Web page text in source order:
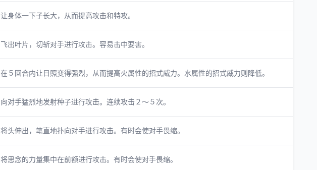
让身体一下子长大，从而提高攻击和特攻。
飞出叶片，切斩对手进行攻击。容易击中要害。
在５回合内让日照变得强烈，从而提高火属性的招式威力。水属性的招式威力则降低。
向对手猛烈地发射种子进行攻击。连续攻击２～５次。
将头伸出，笔直地扑向对手进行攻击。有时会使对手畏缩。
将思念的力量集中在前额进行攻击。有时会使对手畏缩。